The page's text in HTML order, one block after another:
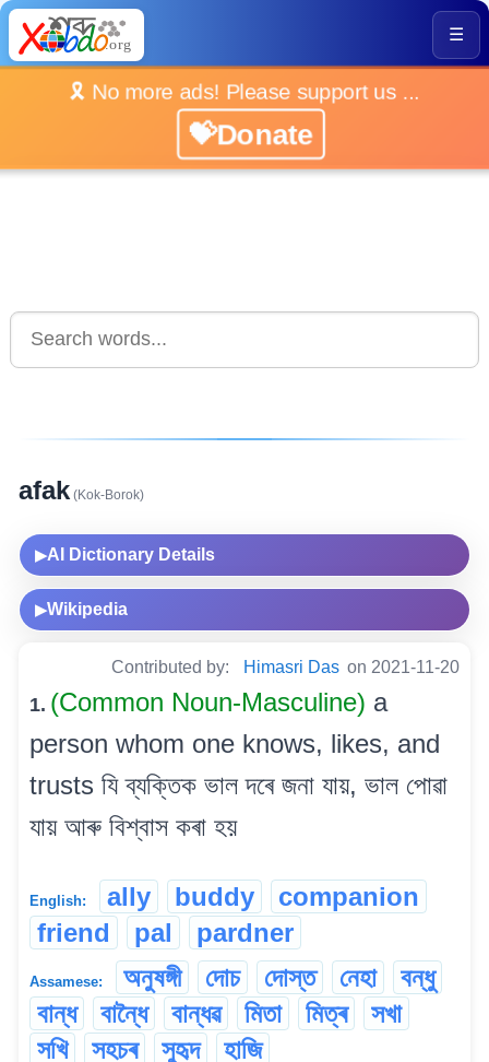
☰
🎗️ No more ads! Please support us ...
💝Donate
afak (Kok-Borok)
▶AI Dictionary Details
▶Wikipedia
Contributed by: Himasri Das on 2021-11-20
1. (Common Noun-Masculine) a
person whom one knows, likes, and
trusts যি ব্যক্তিক ভাল দৰে জনা যায়, ভাল পোৱা
যায় আৰু বিশ্বাস কৰা হয়
English: ally buddy
companion
friend
pal pardner
Assamese: অনুষঙ্গী দোচ দোস্ত নেহা
বন্ধু
বান্ধ
বান্ধৈ বান্ধৱ মিতা মিত্ৰ
সখা
সখি
সহচৰ সুহৃদ হাজি